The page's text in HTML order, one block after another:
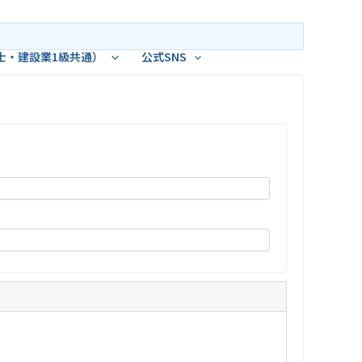
建設業1級共通） 公式SNS